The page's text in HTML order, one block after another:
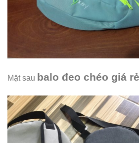
Mặt sau balo đeo chéo giá